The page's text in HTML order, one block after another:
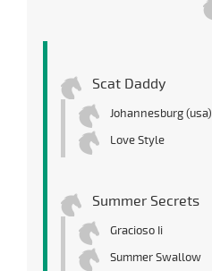
Scat Daddy
Johannesburg (usa)
Love Style
Summer Secrets
Gracioso Ii
Summer Swallow